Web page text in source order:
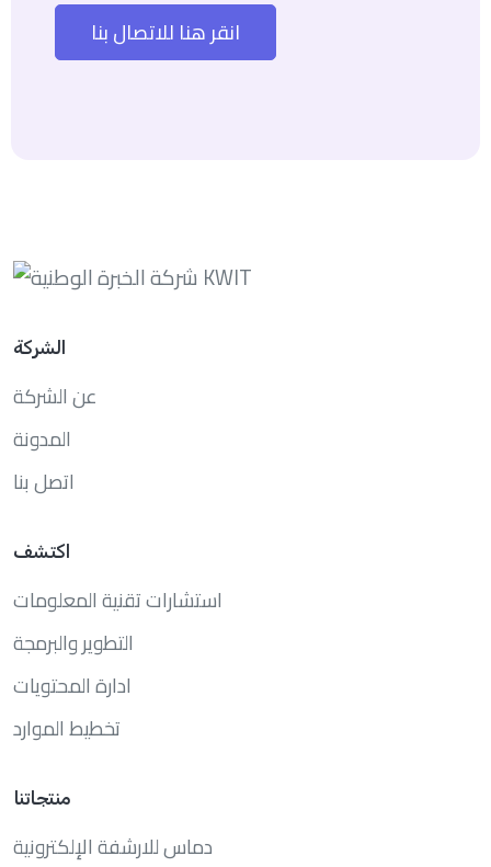
انقر هنا للاتصال بنا
الشركة
عن الشركة
المدونة
اتصل بنا
اكتشف
استشارات تقنية المعلومات
التطوير والبرمجة
ادارة المحتويات
تخطيط الموارد
منتجاتنا
دماس للارشفة الإلكترونية